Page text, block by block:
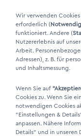
DINO Dampferzeuger
Wir verwenden
erforderlich (Notwendig
funktioniert. Andere (
Nutzererlebnis auf
Arbeit.
Adressen), z. B. für
und Inhaltsmessung.
Wenn Sie auf
Cookies zu. Wenn Sie
notwendigen Cookies
"Einstellungen &
anpassen. Nähere
Details" und in unseren